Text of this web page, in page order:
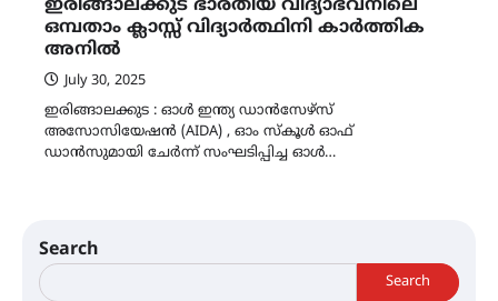
ഇരിങ്ങാലക്കുട ഭാരതീയ വിദ്യാഭവനിലെ
ഒമ്പതാം ക്ലാസ്സ് വിദ്യാർത്ഥിനി കാർത്തിക
അനിൽ
July 30, 2025
ഇരിങ്ങാലക്കുട : ഓൾ ഇന്ത്യ ഡാൻസേഴ്സ്
അസോസിയേഷൻ (AIDA) , ഓം സ്കൂൾ ഓഫ്
ഡാൻസുമായി ചേർന്ന് സംഘടിപ്പിച്ച ഓൾ…
Search
Search